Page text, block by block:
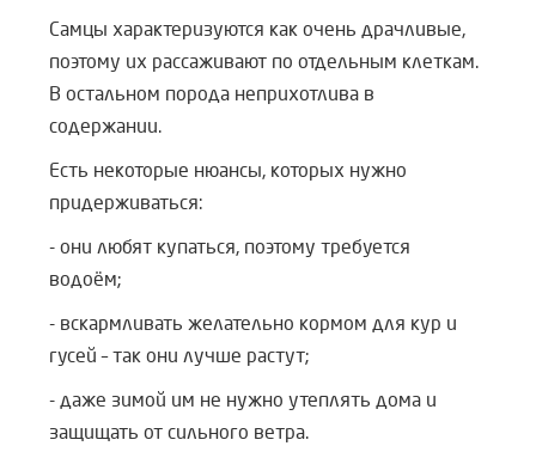
Самцы характеризуются как очень драчливые,
поэтому их рассаживают по отдельным клеткам.
В остальном порода неприхотлива в
содержании.
Есть некоторые нюансы, которых нужно
придерживаться:
- они любят купаться, поэтому требуется
водоём;
- вскармливать желательно кормом для кур и
гусей – так они лучше растут;
- даже зимой им не нужно утеплять дома и
защищать от сильного ветра.